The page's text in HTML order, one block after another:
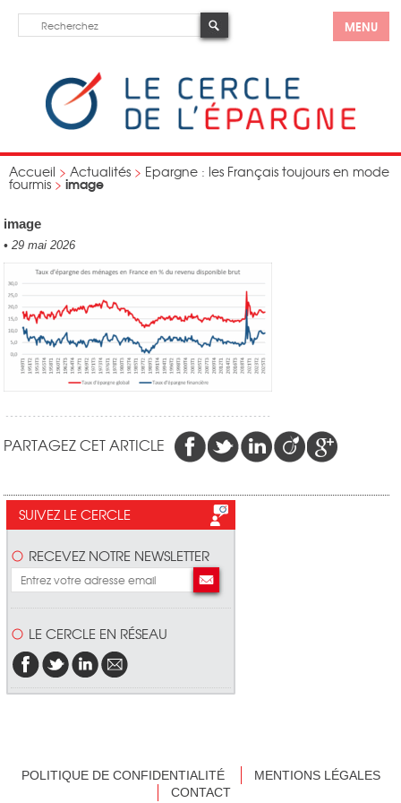
MENU
Accueil > Actualités > Epargne : les Français toujours en mode
fourmis > image
image
• 29 mai 2026
PARTAGEZ CET ARTICLE
SUIVEZ LE CERCLE
RECEVEZ NOTRE NEWSLETTER
LE CERCLE EN RÉSEAU
POLITIQUE DE CONFIDENTIALITÉ
MENTIONS LÉGALES
CONTACT